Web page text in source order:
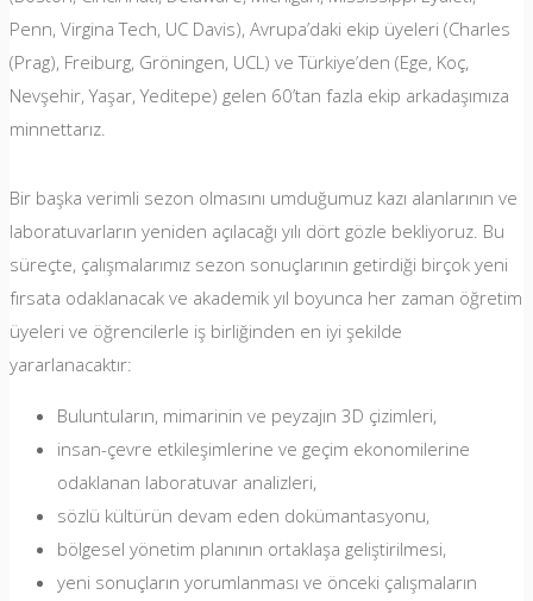
Penn, Virgina Tech, UC Davis), Avrupa’daki ekip üyeleri (Charles
(Prag), Freiburg, Gröningen, UCL) ve Türkiye’den (Ege, Koç,
Nevşehir, Yaşar, Yeditepe) gelen 60’tan fazla ekip arkadaşımıza
minnettarız.
Bir başka verimli sezon olmasını umduğumuz kazı alanlarının ve
laboratuvarların yeniden açılacağı yılı dört gözle bekliyoruz. Bu
süreçte, çalışmalarımız sezon sonuçlarının getirdiği birçok yeni
fırsata odaklanacak ve akademik yıl boyunca her zaman öğretim
üyeleri ve öğrencilerle iş birliğinden en iyi şekilde
yararlanacaktır:
Buluntuların, mimarinin ve peyzajın 3D çizimleri,
insan-çevre etkileşimlerine ve geçim ekonomilerine
odaklanan laboratuvar analizleri,
sözlü kültürün devam eden dokümantasyonu,
bölgesel yönetim planının ortaklaşa geliştirilmesi,
yeni sonuçların yorumlanması ve önceki çalışmaların